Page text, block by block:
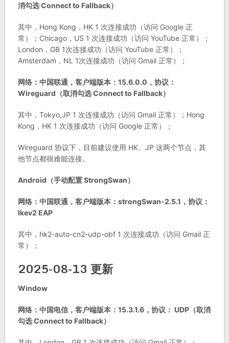
消勾选 Connect to Fallback）
其中，Hong Kong，HK 1 次连接成功（访问 Google 正
常）；Chicago，US 1 次连接成功（访问 YouTube 正常）；
London，GB 1次连接成功（访问 YouTube 正常）；
Amsterdam，NL 1次连接成功（访问 Gmail 正常）；
网络：中国联通，客户端版本：15.6.0.0，协议：
Wireguard（取消勾选 Connect to Fallback）
其中，Tokyo,JP 1 次连接成功（访问 Gmail 正常）；Hong
Kong，HK 1 次连接成功（访问 Google 正常）；
Wireguard 协议下，目前建议使用 HK、JP 这两个节点，其
他节点都很难能连接。
Android（手动配置 StrongSwan）
网络：中国联通，客户端版本：strongSwan-2.5.1，协议：
Ikev2 EAP
其中，hk2-auto-cn2-udp-obf 1 次连接成功（访问 Gmail 正
常）；
2025-08-13 更新
Window
网络：中国电信，客户端版本：15.3.1.6，协议： UDP（取消
勾选 Connect to Fallback）